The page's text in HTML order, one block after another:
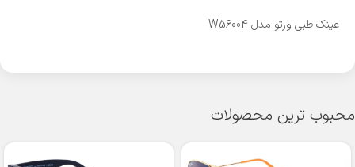
عینک طبی ورتو مدل W56004
محبوب ترین محصولات